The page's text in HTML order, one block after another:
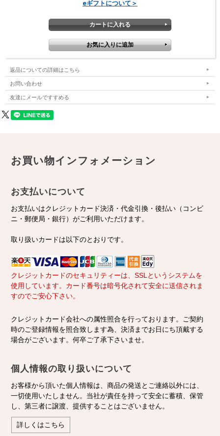
eギフトについて＞
返品についての詳細はこちら
お問い合わせ
友達にメールですすめる
お買い物インフォメーション
お支払いについて
お支払いはクレジットカード決済・代金引換・後払い（コンビ
ニ・郵便局・銀行）がご利用いただけます。
取り扱いカードは以下のとおりです。
クレジットカードのセキュリティーは、SSLというシステムを
使用しています。カード番号は暗号化されて安全に送信されま
すのでご安心下さい。
クレジットカード会社への属性照合を行っております。ご契約
時のご登録情報を照合致します為、決済までお日にち頂戴する
場合がございます。何卒ご了承下さいませ。
個人情報の取り扱いについて
お客様から頂いた個人情報は、商品の発送とご連絡以外には、
一切使用いたしません。当社が責任を持って安全に蓄積、保管
し、第三者に譲渡、提供することはございません。
詳しくはこちら